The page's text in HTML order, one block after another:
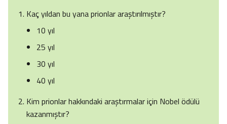
Kaç yıldan bu yana prionlar araştırılmıştır?
10 yıl
25 yıl
30 yıl
40 yıl
Kim prionlar hakkındaki araştırmalar için Nobel ödülü
kazanmıştır?